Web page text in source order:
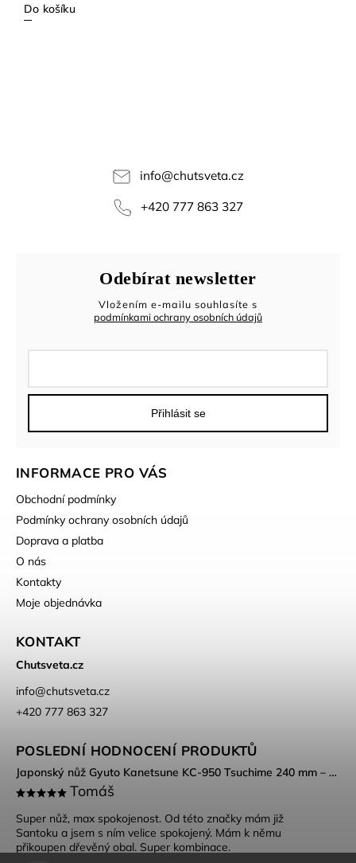
Do košíku
info@chutsveta.cz
+420 777 863 327
INFORMACE PRO VÁS
Obchodní podmínky
Podmínky ochrany osobních údajů
Doprava a platba
O nás
Kontakty
Moje objednávka
KONTAKT
Chutsveta.cz
info@chutsveta.cz
+420 777 863 327
POSLEDNÍ HODNOCENÍ PRODUKTŮ
Japonský nůž Gyuto Kanetsune KC-950 Tsuchime 240 mm – DSR-1K6 ocel, Tsuchime povrch
Tomáš
Super nůž, max spokojenost. Od této značky mám již
Santoku a jsem s ním velice spokojený. Mám k němu
přikoupen dřevěný obal. Super kombinace.
Odebírat newsletter
Vložením e-mailu souhlasíte s
podmínkami ochrany osobních údajů
Přihlásit se